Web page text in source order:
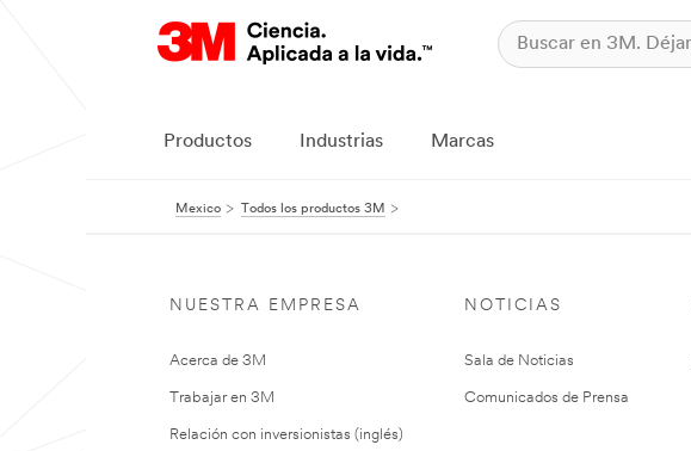
Productos Industrias Marcas
Mexico Todos los productos 3M
NUESTRA EMPRESA
Acerca de 3M
Trabajar en 3M
Relación con inversionistas (inglés)
NOTICIAS
Sala de Noticias
Comunicados de Prensa